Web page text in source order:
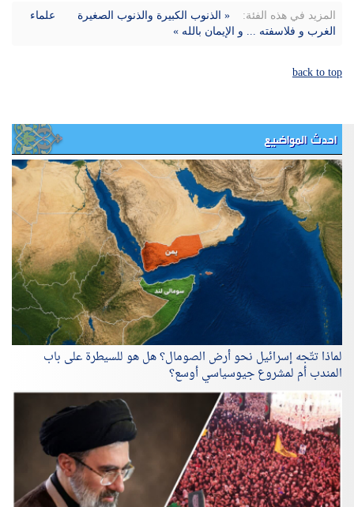
المزيد في هذه الفئة: « الذنوب الكبيرة والذنوب الصغيرة
علماء
الغرب و فلاسفته ... و الإيمان بالله »
back to top
احدث المواضيع
لماذا تتّجه إسرائيل نحو أرض الصومال؟ هل هو للسيطرة على باب
المندب أم لمشروع جيوسياسي أوسع؟